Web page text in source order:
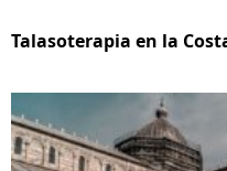
Talasoterapia en la